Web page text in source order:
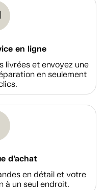
en ligne
livrées et envoyez une
en seulement
d'achat
en détail et votre
à un seul endroit.